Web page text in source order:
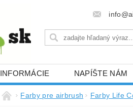
INFORMÁCIE NAPÍŠTE NÁM
Farby pre airbrush Farby Life